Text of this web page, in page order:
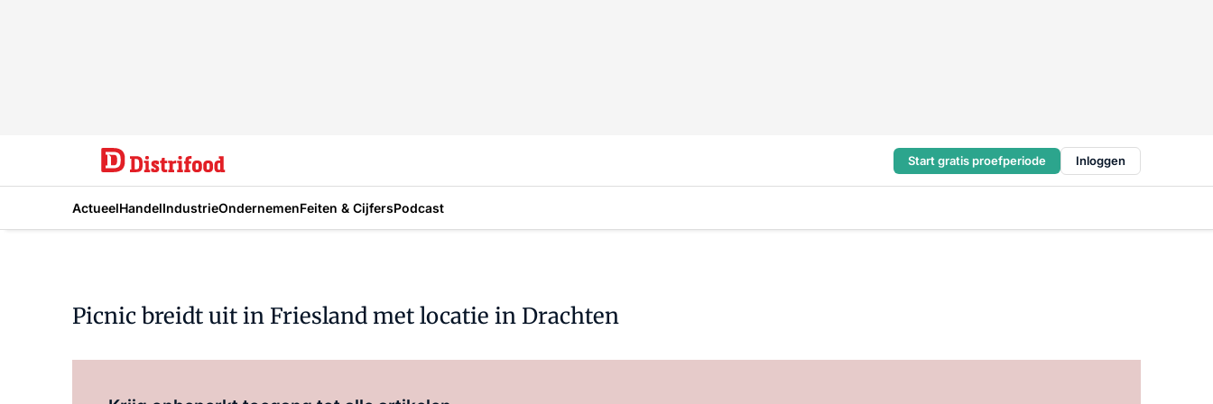
Start gratis proefperiode Inloggen
ActueelHandelIndustrieOndernemenFeiten & CijfersPodcast
Picnic breidt uit in Friesland met locatie in Drachten